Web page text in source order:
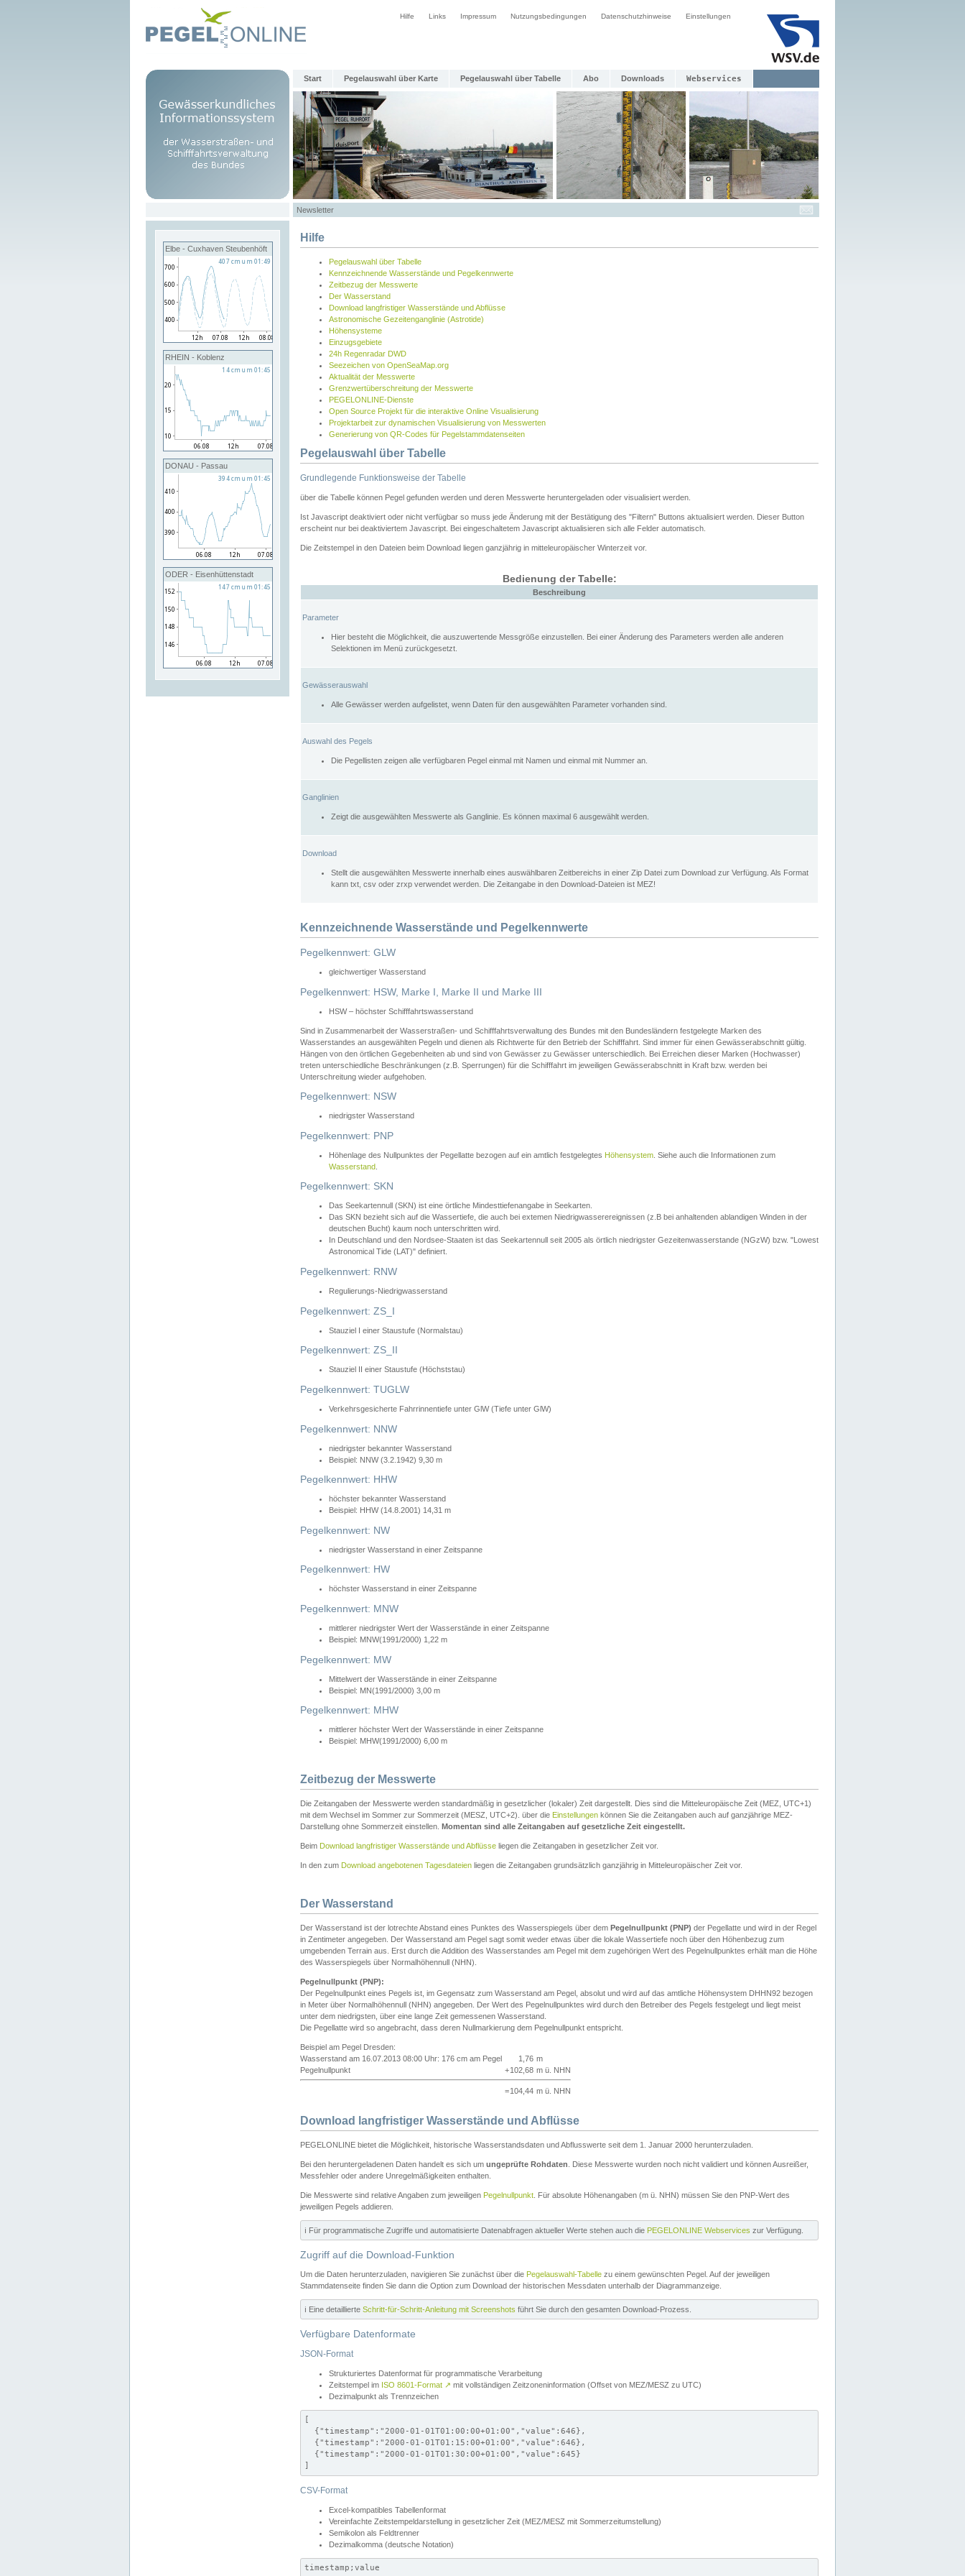
Hilfe Links Impressum Nutzungsbedingungen Datenschutzhinweise Einstellungen
Start Pegelauswahl über Karte Pegelauswahl über Tabelle Abo Downloads Webservices
Newsletter
Elbe - Cuxhaven Steubenhöft
RHEIN - Koblenz
DONAU - Passau
ODER - Eisenhüttenstadt
Hilfe
Pegelauswahl über Tabelle
Kennzeichnende Wasserstände und Pegelkennwerte
Zeitbezug der Messwerte
Der Wasserstand
Download langfristiger Wasserstände und Abflüsse
Astronomische Gezeitenganglinie (Astrotide)
Höhensysteme
Einzugsgebiete
24h Regenradar DWD
Seezeichen von OpenSeaMap.org
Aktualität der Messwerte
Grenzwertüberschreitung der Messwerte
PEGELONLINE-Dienste
Open Source Projekt für die interaktive Online Visualisierung
Projektarbeit zur dynamischen Visualisierung von Messwerten
Generierung von QR-Codes für Pegelstammdatenseiten
Pegelauswahl über Tabelle
Grundlegende Funktionsweise der Tabelle
über die Tabelle können Pegel gefunden werden und deren Messwerte heruntergeladen oder visualisiert werden.
Ist Javascript deaktiviert oder nicht verfügbar so muss jede Änderung mit der Bestätigung des "Filtern" Buttons aktualisiert werden. Dieser Button
erscheint nur bei deaktiviertem Javascript. Bei eingeschaltetem Javascript aktualisieren sich alle Felder automatisch.
Die Zeitstempel in den Dateien beim Download liegen ganzjährig in mitteleuropäischer Winterzeit vor.
Bedienung der Tabelle:
Beschreibung
Parameter
Hier besteht die Möglichkeit, die auszuwertende Messgröße einzustellen. Bei einer Änderung des Parameters werden alle anderen
Selektionen im Menü zurückgesetzt.
Gewässerauswahl
Alle Gewässer werden aufgelistet, wenn Daten für den ausgewählten Parameter vorhanden sind.
Auswahl des Pegels
Die Pegellisten zeigen alle verfügbaren Pegel einmal mit Namen und einmal mit Nummer an.
Ganglinien
Zeigt die ausgewählten Messwerte als Ganglinie. Es können maximal 6 ausgewählt werden.
Download
Stellt die ausgewählten Messwerte innerhalb eines auswählbaren Zeitbereichs in einer Zip Datei zum Download zur Verfügung. Als Format
kann txt, csv oder zrxp verwendet werden. Die Zeitangabe in den Download-Dateien ist MEZ!
Kennzeichnende Wasserstände und Pegelkennwerte
Pegelkennwert: GLW
gleichwertiger Wasserstand
Pegelkennwert: HSW, Marke I, Marke II und Marke III
HSW – höchster Schifffahrtswasserstand
Sind in Zusammenarbeit der Wasserstraßen- und Schifffahrtsverwaltung des Bundes mit den Bundesländern festgelegte Marken des
Wasserstandes an ausgewählten Pegeln und dienen als Richtwerte für den Betrieb der Schifffahrt. Sind immer für einen Gewässerabschnitt gültig.
Hängen von den örtlichen Gegebenheiten ab und sind von Gewässer zu Gewässer unterschiedlich. Bei Erreichen dieser Marken (Hochwasser)
treten unterschiedliche Beschränkungen (z.B. Sperrungen) für die Schifffahrt im jeweiligen Gewässerabschnitt in Kraft bzw. werden bei
Unterschreitung wieder aufgehoben.
Pegelkennwert: NSW
niedrigster Wasserstand
Pegelkennwert: PNP
Höhenlage des Nullpunktes der Pegellatte bezogen auf ein amtlich festgelegtes Höhensystem . Siehe auch die Informationen zum
Wasserstand
Pegelkennwert: SKN
Das Seekartennull (SKN) ist eine örtliche Mindesttiefenangabe in Seekarten.
Das SKN bezieht sich auf die Wassertiefe, die auch bei extemen Niedrigwasserereignissen (z.B bei anhaltenden ablandigen Winden in der
deutschen Bucht) kaum noch unterschritten wird.
In Deutschland und den Nordsee-Staaten ist das Seekartennull seit 2005 als örtlich niedrigster Gezeitenwasserstande (NGzW) bzw. "Lowest
Astronomical Tide (LAT)" definiert.
Pegelkennwert: RNW
Regulierungs-Niedrigwasserstand
Pegelkennwert: ZS_I
Stauziel I einer Staustufe (Normalstau)
Pegelkennwert: ZS_II
Stauziel II einer Staustufe (Höchststau)
Pegelkennwert: TUGLW
Verkehrsgesicherte Fahrrinnentiefe unter GlW (Tiefe unter GlW)
Pegelkennwert: NNW
niedrigster bekannter Wasserstand
Beispiel: NNW (3.2.1942) 9,30 m
Pegelkennwert: HHW
höchster bekannter Wasserstand
Beispiel: HHW (14.8.2001) 14,31 m
Pegelkennwert: NW
niedrigster Wasserstand in einer Zeitspanne
Pegelkennwert: HW
höchster Wasserstand in einer Zeitspanne
Pegelkennwert: MNW
mittlerer niedrigster Wert der Wasserstände in einer Zeitspanne
Beispiel: MNW(1991/2000) 1,22 m
Pegelkennwert: MW
Mittelwert der Wasserstände in einer Zeitspanne
Beispiel: MN(1991/2000) 3,00 m
Pegelkennwert: MHW
mittlerer höchster Wert der Wasserstände in einer Zeitspanne
Beispiel: MHW(1991/2000) 6,00 m
Zeitbezug der Messwerte
Die Zeitangaben der Messwerte werden standardmäßig in gesetzlicher (lokaler) Zeit dargestellt. Dies sind die Mitteleuropäische Zeit (MEZ, UTC+1)
mit dem Wechsel im Sommer zur Sommerzeit (MESZ, UTC+2). über die Einstellungen können Sie die Zeitangaben auch auf ganzjährige MEZ-
Darstellung ohne Sommerzeit einstellen. Momentan sind alle Zeitangaben auf gesetzliche Zeit eingestellt.
Beim Download langfristiger Wasserstände und Abflüsse liegen die Zeitangaben in gesetzlicher Zeit vor.
In den zum Download angebotenen Tagesdateien liegen die Zeitangaben grundsätzlich ganzjährig in Mitteleuropäischer Zeit vor.
Der Wasserstand
Der Wasserstand ist der lotrechte Abstand eines Punktes des Wasserspiegels über dem Pegelnullpunkt (PNP) der Pegellatte und wird in der Regel
in Zentimeter angegeben. Der Wasserstand am Pegel sagt somit weder etwas über die lokale Wassertiefe noch über den Höhenbezug zum
umgebenden Terrain aus. Erst durch die Addition des Wasserstandes am Pegel mit dem zugehörigen Wert des Pegelnullpunktes erhält man die Höhe
des Wasserspiegels über Normalhöhennull (NHN).
Pegelnullpunkt (PNP):
Der Pegelnullpunkt eines Pegels ist, im Gegensatz zum Wasserstand am Pegel, absolut und wird auf das amtliche Höhensystem DHHN92 bezogen
in Meter über Normalhöhennull (NHN) angegeben. Der Wert des Pegelnullpunktes wird durch den Betreiber des Pegels festgelegt und liegt meist
unter dem niedrigsten, über eine lange Zeit gemessenen Wasserstand.
Die Pegellatte wird so angebracht, dass deren Nullmarkierung dem Pegelnullpunkt entspricht.
Beispiel am Pegel Dresden:
Wasserstand am 16.07.2013 08:00 Uhr: 176 cm am Pegel
1,76 m
Pegelnullpunkt
+102,68 m ü. NHN
=104,44 m ü. NHN
Download langfristiger Wasserstände und Abflüsse
PEGELONLINE bietet die Möglichkeit, historische Wasserstandsdaten und Abflusswerte seit dem 1. Januar 2000 herunterzuladen.
Bei den heruntergeladenen Daten handelt es sich um ungeprüfte Rohdaten . Diese Messwerte wurden noch nicht validiert und können Ausreißer,
Messfehler oder andere Unregelmäßigkeiten enthalten.
Die Messwerte sind relative Angaben zum jeweiligen Pegelnullpunkt . Für absolute Höhenangaben (m ü. NHN) müssen Sie den PNP-Wert des
jeweiligen Pegels addieren.
ℹ️ Für programmatische Zugriffe und automatisierte Datenabfragen aktueller Werte stehen auch die PEGELONLINE Webservices zur Verfügung.
Zugriff auf die Download-Funktion
Um die Daten herunterzuladen, navigieren Sie zunächst über die Pegelauswahl-Tabelle zu einem gewünschten Pegel. Auf der jeweiligen
Stammdatenseite finden Sie dann die Option zum Download der historischen Messdaten unterhalb der Diagrammanzeige.
ℹ️ Eine detaillierte Schritt-für-Schritt-Anleitung mit Screenshots führt Sie durch den gesamten Download-Prozess.
Verfügbare Datenformate
JSON-Format
Strukturiertes Datenformat für programmatische Verarbeitung
Zeitstempel im ISO 8601-Format ↗ mit vollständigen Zeitzoneninformation (Offset von MEZ/MESZ zu UTC)
Dezimalpunkt als Trennzeichen
[
  {"timestamp":"2000-01-01T01:00:00+01:00","value":646},
  {"timestamp":"2000-01-01T01:15:00+01:00","value":646},
  {"timestamp":"2000-01-01T01:30:00+01:00","value":645}
]
CSV-Format
Excel-kompatibles Tabellenformat
Vereinfachte Zeitstempeldarstellung in gesetzlicher Zeit (MEZ/MESZ mit Sommerzeitumstellung)
Semikolon als Feldtrenner
Dezimalkomma (deutsche Notation)
timestamp;value